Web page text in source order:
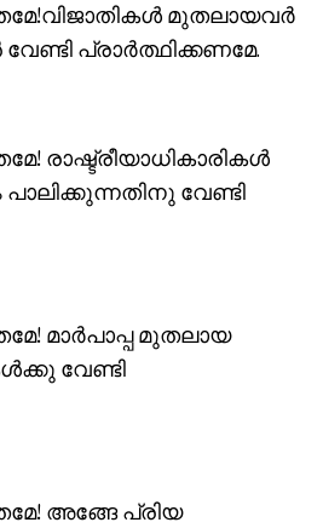
മുതലായവര്‍
പ്രാര്‍ത്ഥിക്കണമേ.
രാഷ്ട്രീയാധികാരികള്‍
വേണ്ടി
മാര്‍പാപ്പ മുതലായ
വേണ്ടി
അങ്ങേ പ്രിയ